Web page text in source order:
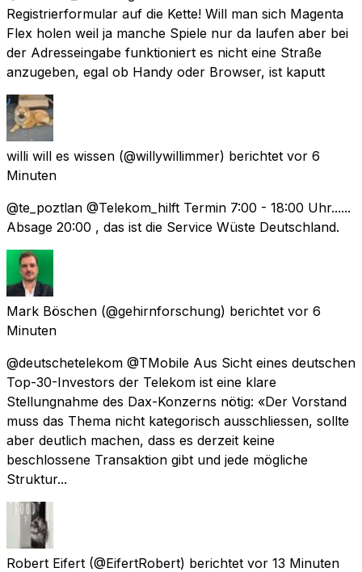
Registrierformular auf die Kette! Will man sich Magenta
Flex holen weil ja manche Spiele nur da laufen aber bei
der Adresseingabe funktioniert es nicht eine Straße
anzugeben, egal ob Handy oder Browser, ist kaputt
willi will es wissen (@willywillimmer) berichtet vor 6
Minuten
@te_poztlan @Telekom_hilft Termin 7:00 - 18:00 Uhr......
Absage 20:00 , das ist die Service Wüste Deutschland.
Mark Böschen (@gehirnforschung) berichtet vor 6
Minuten
@deutschetelekom @TMobile Aus Sicht eines deutschen
Top-30-Investors der Telekom ist eine klare
Stellungnahme des Dax-Konzerns nötig: «Der Vorstand
muss das Thema nicht kategorisch ausschliessen, sollte
aber deutlich machen, dass es derzeit keine
beschlossene Transaktion gibt und jede mögliche
Struktur...
Robert Eifert (@EifertRobert) berichtet vor 13 Minuten